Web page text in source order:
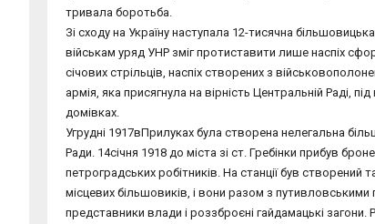
тривала боротьба.
Зі сходу на Україну наступала 12-тисячна
військам уряд УНР зміг протиставити лише наспіх
січових стрільців, наспіх створених з
армія, яка присягнула на вірність Центральній Раді,
домівках.
Угрудні 1917вПрилуках була створена нелегальна
Ради. 14січня 1918 до міста зі ст. Гребінки прибув
петроградських робітників. На станції був
місцевих більшовиків, і вони разом з
представники влади і роззброєні гайдамацькі